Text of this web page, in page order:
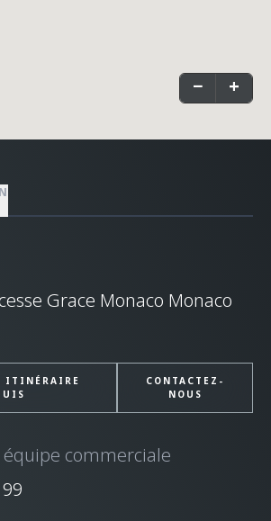
− +
Grace Monaco Monaco
ITINÉRAIRE
CONTACTEZ-
NOUS
commerciale